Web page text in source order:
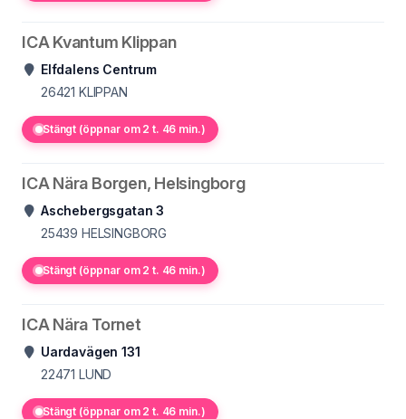
ICA Kvantum Klippan
Elfdalens Centrum
26421 KLIPPAN
Stängt (öppnar om 2 t. 46 min.)
ICA Nära Borgen, Helsingborg
Aschebergsgatan 3
25439 HELSINGBORG
Stängt (öppnar om 2 t. 46 min.)
ICA Nära Tornet
Uardavägen 131
22471 LUND
Stängt (öppnar om 2 t. 46 min.)